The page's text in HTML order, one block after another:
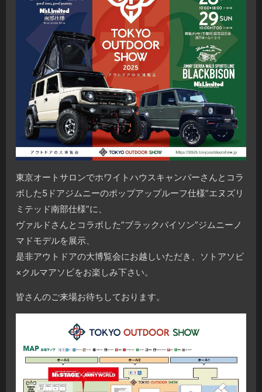
東京オートサロンでホワイトハウスキャンパーさんとコラ
ボした5ドアジムニーのポップアップルーフ仕様”エヌズリ
ミテッド南部仕様”に、
ヴァルドさんとコラボした”ブラックバイソン”ジムニーノ
マドモデルを展示、
是非アウトドアの大博覧会にお越しいただき、ソトアソビ
×クルマアソビをお楽しみ下さい。
皆さんのご来場お待ちしております。